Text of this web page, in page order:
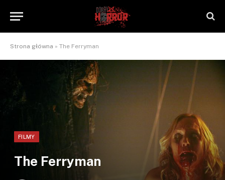
Strona główna » The Ferryman
FILMY
The Ferryman